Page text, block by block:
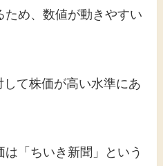
め、数値が動きやすい
て株価が高い水準にあ
「ちいき新聞」という